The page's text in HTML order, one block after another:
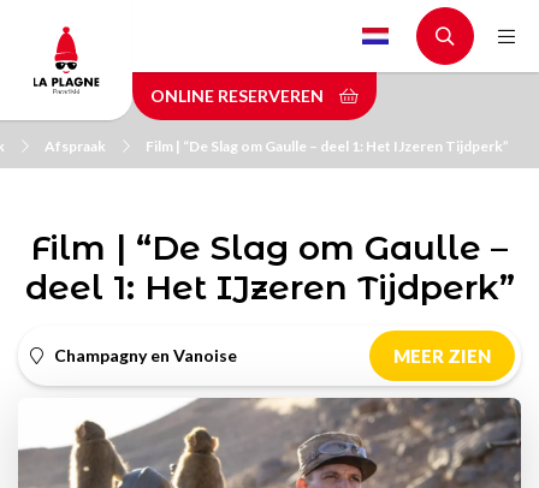
main
content
ONLINE RESERVEREN
Afspraak Film | “De Slag om Gaulle – deel 1: Het IJzeren Tijdperk”
Film | “De Slag om Gaulle –
deel 1: Het IJzeren Tijdperk”
Champagny en Vanoise MEER ZIEN